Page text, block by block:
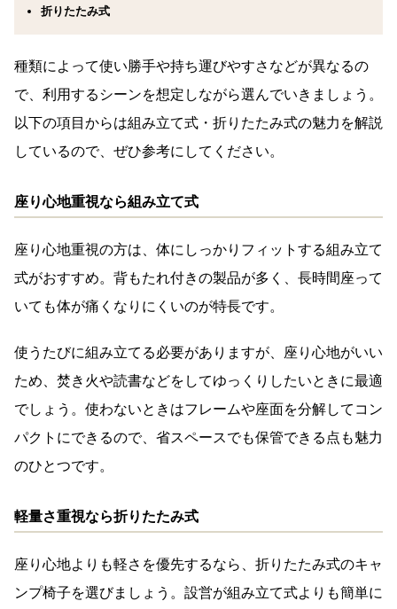
折りたたみ式
種類によって使い勝手や持ち運びやすさなどが異なるの
で、利用するシーンを想定しながら選んでいきましょう。
以下の項目からは組み立て式・折りたたみ式の魅力を解説
しているので、ぜひ参考にしてください。
座り心地重視なら組み立て式
座り心地重視の方は、体にしっかりフィットする組み立て
式がおすすめ。背もたれ付きの製品が多く、長時間座って
いても体が痛くなりにくいのが特長です。
使うたびに組み立てる必要がありますが、座り心地がいい
ため、焚き火や読書などをしてゆっくりしたいときに最適
でしょう。使わないときはフレームや座面を分解してコン
パクトにできるので、省スペースでも保管できる点も魅力
のひとつです。
軽量さ重視なら折りたたみ式
座り心地よりも軽さを優先するなら、折りたたみ式のキャ
ンプ椅子を選びましょう。設営が組み立て式よりも簡単に